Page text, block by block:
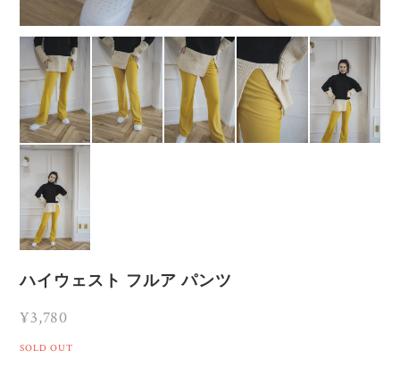
ハイウェスト フルア パンツ
¥3,780
SOLD OUT